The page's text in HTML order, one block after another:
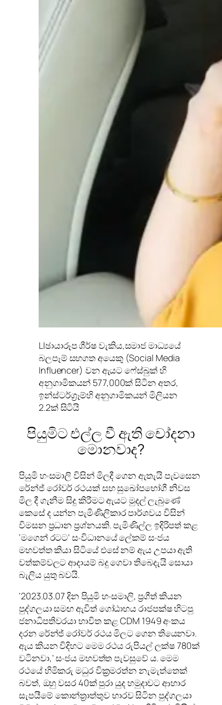
LIඡායාරූප ශීර්ෂ වැකිය,සමාජ මාධ්‍යයේ
බලපෑම් සහගත අයෙකු (Social Media
Influencer) වන ඇයට ෆේස්බුක් හි
අනුගාමිකයන් 577,000ක් සිටින අතර,
ඉන්ස්ටර්ග්‍රෑම්හි අනුගාමිකයන් මිලියන
2.2ක් සිටියි
පියුමිට එල්ල වී ඇති චෝදනා
මොනවාද?
පියුමි හංසමාලි විසින් මිලදී ගෙන ඇතැයි පැවසෙන
රේන්ජ් රෝවර් රථයක් සහ සුඛෝපභෝගී නිවස
මිල දී ගැනීම සිදු කිරීමට ඇයට මුදල් ලැබුණේ
කෙසේ ද යන්න පැමිණිලිකාර පාර්ශවය විසින්
විමසන ප්‍රධාන ප්‍රශ්නයකි. පැමිණිල්ල ඉදිරිපත් කළ
‘මගෙන් රටට’ සංවිධානයේ ලේකම් සංජය
මහවත්ත කියා සිටියේ එසේ නම් ඇය උපයා ඇති
වත්කම්වලට ආදායම් බදු ගෙවා තිබෙදැයි සොයා
බැලිය යුතු බවයි.
‘2023.03.07 දින පියුමි හංසමාලි, ප්‍රගීත් කියන
පුද්ගලයා සමඟ ඇවිත් ගෝඨාභය රාජපක්ෂ හිටපු
ජනාධිපතිවරයා භාවිත කළ CDM 1949 අංකය
දරන රේන්ජ් රෝවර් රථය මිලට ගෙන තියෙනවා.
ඇය කියන විදිහට මෙම රථය රුපියල් ලක්ෂ 780ක්
වටිනවා,’ සංජය මහවත්ත පැවසුවේ ය. මෙම
රථයේ හිමිකරු මධුර වික්‍රමරත්න නැමැත්තෙක්
බවත්, ඔහු වසර 40ක් පුරා යුද හමුදාවට ආහාර
සැපයීමේ කොන්ත්‍රාත්තුව භාරව සිටින පුද්ගලයා